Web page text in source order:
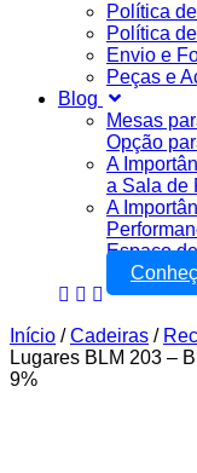
Política
Política
Envio e
Peças e
Blog
Mesas
Opção
A
a Sala de
A
Espaço
Início /Cadeiras /
Lugares BLM 203 –
9%